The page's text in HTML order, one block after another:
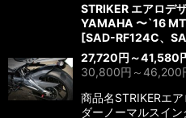
STRIKER エアロデ
YAMAHA 〜`16
[SAD-RF124C、
27,720円 ～41,580
30,800円 ～46,200
商品名STRIKERエ
ダーノーマルス